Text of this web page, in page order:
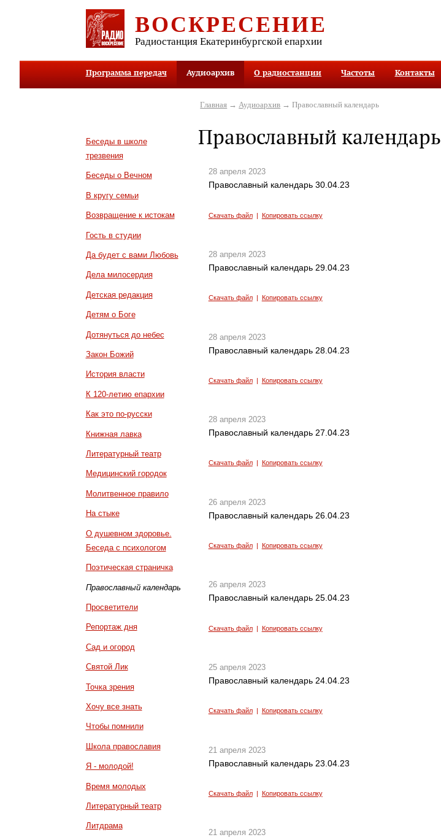
ВОСКРЕСЕНИЕ
Радиостанция Екатеринбургской епархии
Программа передач Аудиоархив О радиостанции Частоты Контакты
Беседы в школе
трезвения
Беседы о Вечном
В кругу семьи
Возвращение к истокам
Гость в студии
Да будет с вами Любовь
Дела милосердия
Детская редакция
Детям о Боге
Дотянуться до небес
Закон Божий
История власти
К 120-летию епархии
Как это по-русски
Книжная лавка
Литературный театр
Медицинский городок
Молитвенное правило
На стыке
О душевном здоровье.
Беседа с психологом
Поэтическая страничка
Православный календарь
Просветители
Репортаж дня
Сад и огород
Святой Лик
Точка зрения
Хочу все знать
Чтобы помнили
Школа православия
Я - молодой!
Время молодых
Литературный театр
Литдрама
Главная → Аудиоархив → Православный календарь
Православный календарь
28 апреля 2023
Православный календарь 30.04.23
Скачать файл| Копировать ссылку
28 апреля 2023
Православный календарь 29.04.23
Скачать файл| Копировать ссылку
28 апреля 2023
Православный календарь 28.04.23
Скачать файл| Копировать ссылку
28 апреля 2023
Православный календарь 27.04.23
Скачать файл| Копировать ссылку
26 апреля 2023
Православный календарь 26.04.23
Скачать файл| Копировать ссылку
26 апреля 2023
Православный календарь 25.04.23
Скачать файл| Копировать ссылку
25 апреля 2023
Православный календарь 24.04.23
Скачать файл| Копировать ссылку
21 апреля 2023
Православный календарь 23.04.23
Скачать файл| Копировать ссылку
21 апреля 2023